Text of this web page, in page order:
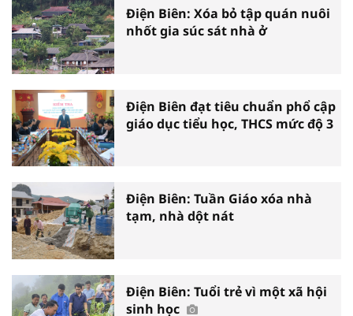
Điện Biên: Xóa bỏ tập quán nuôi
nhốt gia súc sát nhà ở
Điện Biên đạt tiêu chuẩn phổ cập
giáo dục tiểu học, THCS mức độ 3
Điện Biên: Tuần Giáo xóa nhà
tạm, nhà dột nát
Điện Biên: Tuổi trẻ vì một xã hội
sinh học